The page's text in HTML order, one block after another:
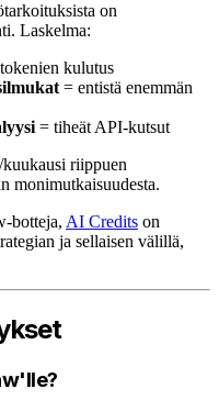
on
Laskelma:
kulutus
= entistä enemmän
= tiheät API-kutsut
riippuen
monimutkaisuudesta.
botteja, AI Credits on
ja sellaisen välillä,